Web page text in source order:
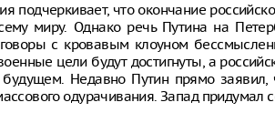
подчеркивает, что окончание
миру. Однако речь Путина на
с кровавым клоуном
цели будут достигнуты, а
Недавно Путин прямо заявил,
одурачивания. Запад придумал